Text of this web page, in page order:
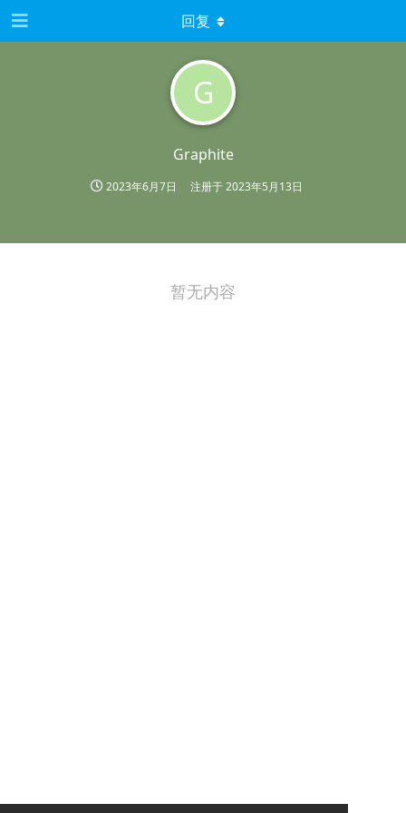
G
Graphite
2023年6月7日 注册于2023年5月13日
回复
暂无内容